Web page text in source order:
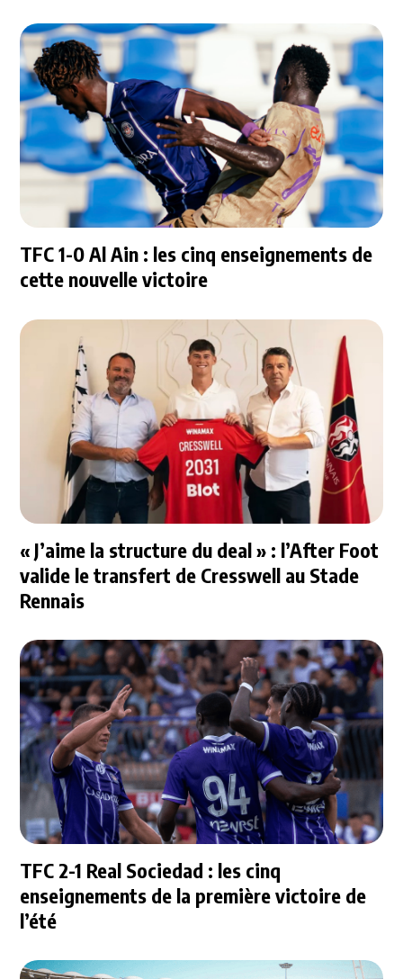
TFC 1-0 Al Ain : les cinq enseignements de
cette nouvelle victoire
« J’aime la structure du deal » : l’After Foot
valide le transfert de Cresswell au Stade
Rennais
TFC 2-1 Real Sociedad : les cinq
enseignements de la première victoire de
l’été